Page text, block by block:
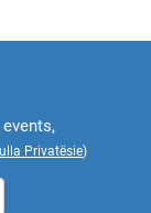
Privatësie)